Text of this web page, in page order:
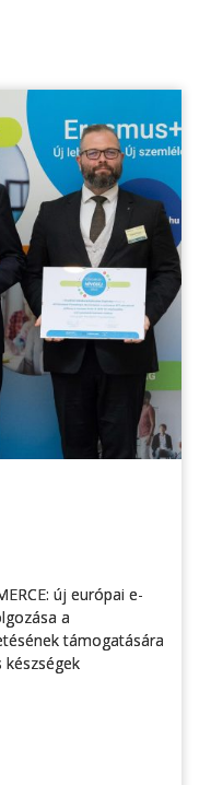
új európai e-
a
támogatására